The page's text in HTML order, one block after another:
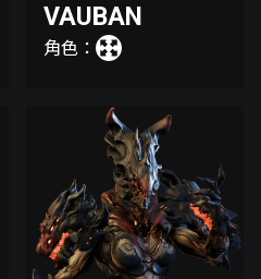
VAUBAN
角色：